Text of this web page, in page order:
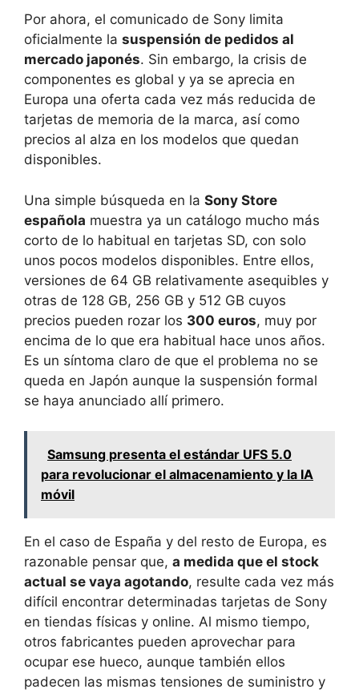
Por ahora, el comunicado de Sony limita
oficialmente la suspensión de pedidos al
mercado japonés. Sin embargo, la crisis de
componentes es global y ya se aprecia en
Europa una oferta cada vez más reducida de
tarjetas de memoria de la marca, así como
precios al alza en los modelos que quedan
disponibles.
Una simple búsqueda en la Sony Store
española muestra ya un catálogo mucho más
corto de lo habitual en tarjetas SD, con solo
unos pocos modelos disponibles. Entre ellos,
versiones de 64 GB relativamente asequibles y
otras de 128 GB, 256 GB y 512 GB cuyos
precios pueden rozar los 300 euros, muy por
encima de lo que era habitual hace unos años.
Es un síntoma claro de que el problema no se
queda en Japón aunque la suspensión formal
se haya anunciado allí primero.
Samsung presenta el estándar UFS 5.0
para revolucionar el almacenamiento y la IA
móvil
En el caso de España y del resto de Europa, es
razonable pensar que, a medida que el stock
actual se vaya agotando, resulte cada vez más
difícil encontrar determinadas tarjetas de Sony
en tiendas físicas y online. Al mismo tiempo,
otros fabricantes pueden aprovechar para
ocupar ese hueco, aunque también ellos
padecen las mismas tensiones de suministro y